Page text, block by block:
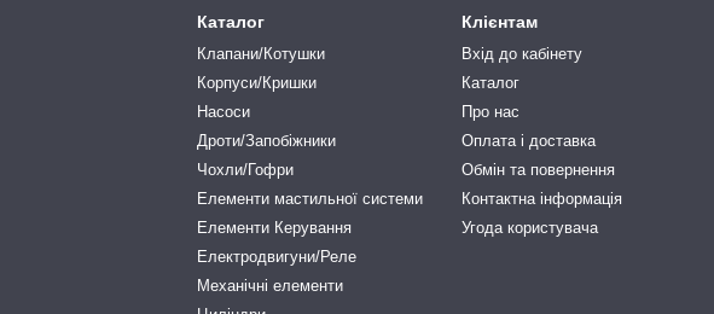
Каталог
Клапани/Котушки
Корпуси/Кришки
Насоси
Дроти/Запобіжники
Чохли/Гофри
Елементи мастильної системи
Елементи Керування
Електродвигуни/Реле
Механічні елементи
Клієнтам
Вхід до кабінету
Каталог
Про нас
Оплата і доставка
Обмін та повернення
Контактна інформація
Угода користувача